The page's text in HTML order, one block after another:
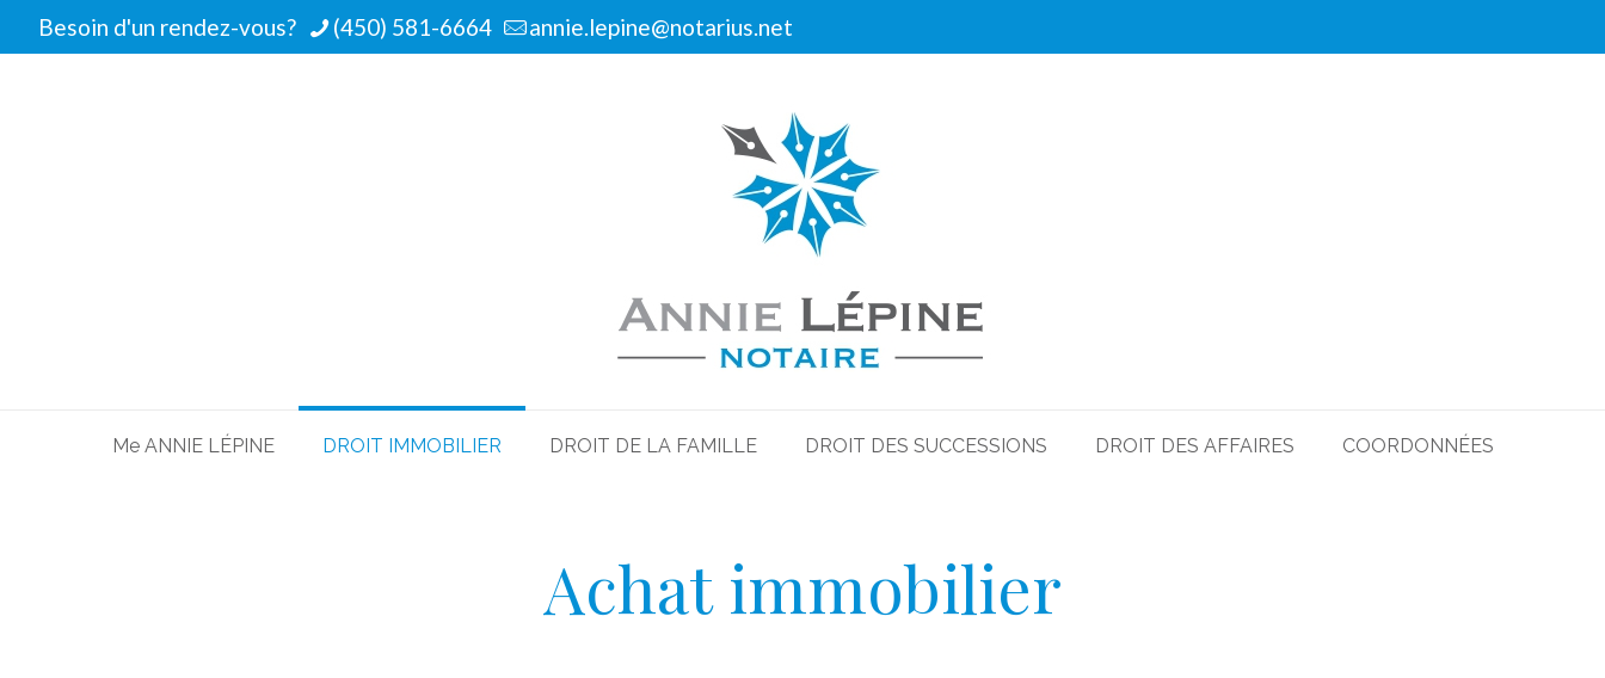
Besoin d'un rendez-vous? (450) 581-6664 annie.lepine@notarius.net
Me ANNIE LÉPINE DROIT IMMOBILIER DROIT DE LA FAMILLE DROIT DES SUCCESSIONS DROIT DES AFFAIRES COORDONNÉES
Achat immobilier